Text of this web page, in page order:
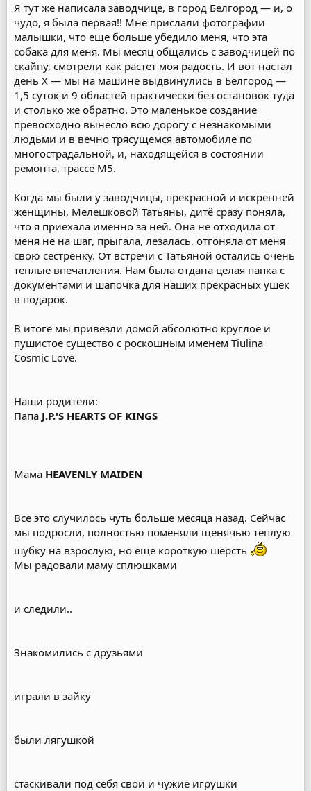
Я тут же написала заводчице, в город Белгород — и, о
чудо, я была первая!! Мне прислали фотографии
малышки, что еще больше убедило меня, что эта
собака для меня. Мы месяц общались с заводчицей по
скайпу, смотрели как растет моя радость. И вот настал
день Х — мы на машине выдвинулись в Белгород —
1,5 суток и 9 областей практически без остановок туда
и столько же обратно. Это маленькое создание
превосходно вынесло всю дорогу с незнакомыми
людьми и в вечно трясущемся автомобиле по
многострадальной, и, находящейся в состоянии
ремонта, трассе М5.
Когда мы были у заводчицы, прекрасной и искренней
женщины, Мелешковой Татьяны, дитё сразу поняла,
что я приехала именно за ней. Она не отходила от
меня не на шаг, прыгала, лезалась, отгоняла от меня
свою сестренку. От встречи с Татьяной остались очень
теплые впечатления. Нам была отдана целая папка с
документами и шапочка для наших прекрасных ушек
в подарок.
В итоге мы привезли домой абсолютно круглое и
пушистое существо с роскошным именем Tiulina
Cosmic Love.
Наши родители:
Папа J.P.'S HEARTS OF KINGS
Мама HEAVENLY MAIDEN
Все это случилось чуть больше месяца назад. Сейчас
мы подросли, полностью поменяли щенячью теплую
шубку на взрослую, но еще короткую шерсть
Мы радовали маму сплюшками
и следили..
Знакомились с друзьями
играли в зайку
были лягушкой
стаскивали под себя свои и чужие игрушки